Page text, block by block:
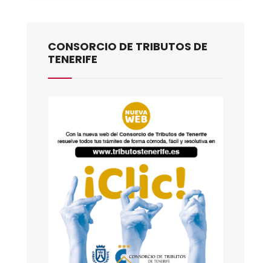
CONSORCIO DE TRIBUTOS DE
TENERIFE